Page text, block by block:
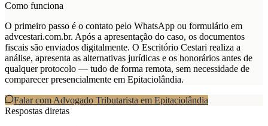
Como funciona
O primeiro passo é o contato pelo WhatsApp ou formulário em
advcestari.com.br. Após a apresentação do caso, os documentos
fiscais são enviados digitalmente. O Escritório Cestari realiza a
análise, apresenta as alternativas jurídicas e os honorários antes de
qualquer protocolo — tudo de forma remota, sem necessidade de
comparecer presencialmente em Epitaciolândia.
Falar com Advogado Tributarista em Epitaciolândia
Respostas diretas